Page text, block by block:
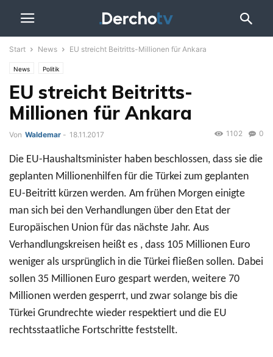
Start News EU streicht Beitritts-Millionen für Ankara
News Politik
EU streicht Beitritts-
Millionen für Ankara
Von Waldemar - 18.11.2017 0
1102
Die EU-Haushaltsminister haben beschlossen, dass sie die
geplanten Millionenhilfen für die Türkei zum geplanten
EU-Beitritt kürzen werden. Am frühen Morgen einigte
man sich bei den Verhandlungen über den Etat der
Europäischen Union für das nächste Jahr. Aus
Verhandlungskreisen heißt es , dass 105 Millionen Euro
weniger als ursprünglich in die Türkei fließen sollen. Dabei
sollen 35 Millionen Euro gespart werden, weitere 70
Millionen werden gesperrt, und zwar solange bis die
Türkei Grundrechte wieder respektiert und die EU
rechtsstaatliche Fortschritte feststellt.